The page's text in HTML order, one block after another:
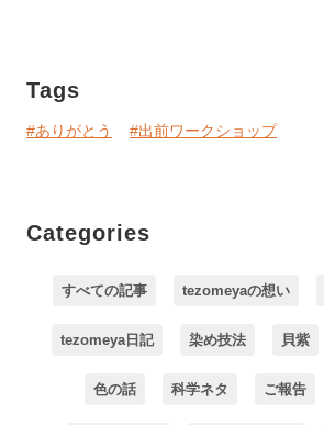
Tags
#ありがとう #出前ワークショップ
Categories
すべての記事 tezomeyaの想い
tezomeya日記 染め技法 貝紫
色の話 科学ネタ ご報告